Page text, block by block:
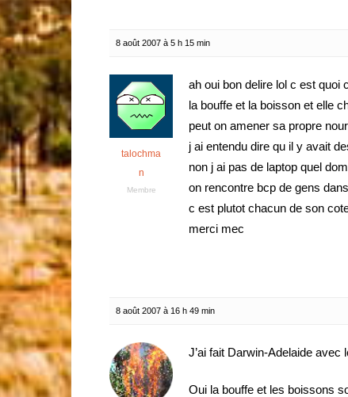
8 août 2007 à 5 h 15 min
talochma
n
Membre
ah oui bon delire lol c est quoi
la bouffe et la boisson et elle
peut on amener sa propre
j ai entendu dire qu il y avait
non j ai pas de laptop quel
on rencontre bcp de gens
c est plutot chacun de son
merci mec
8 août 2007 à 16 h 49 min
J’ai fait Darwin-Adelaide avec
Oui la bouffe et les boissons